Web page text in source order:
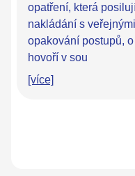
opatření, která
nakládání s
opakování postupů,
hovoří v sou
[více]